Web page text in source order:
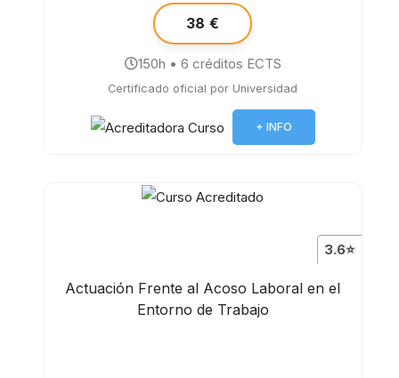
38 €
150h • 6 créditos ECTS
Certificado oficial por Universidad
+ INFO
3.6⭐
Actuación Frente al Acoso Laboral en el
Entorno de Trabajo